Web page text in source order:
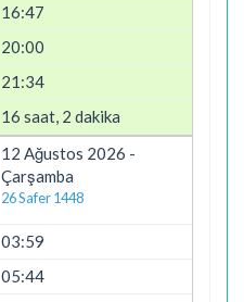
16:47
20:00
21:34
16 saat, 2 dakika
12 Ağustos 2026 -
Çarşamba
26 Safer 1448
03:59
05:44